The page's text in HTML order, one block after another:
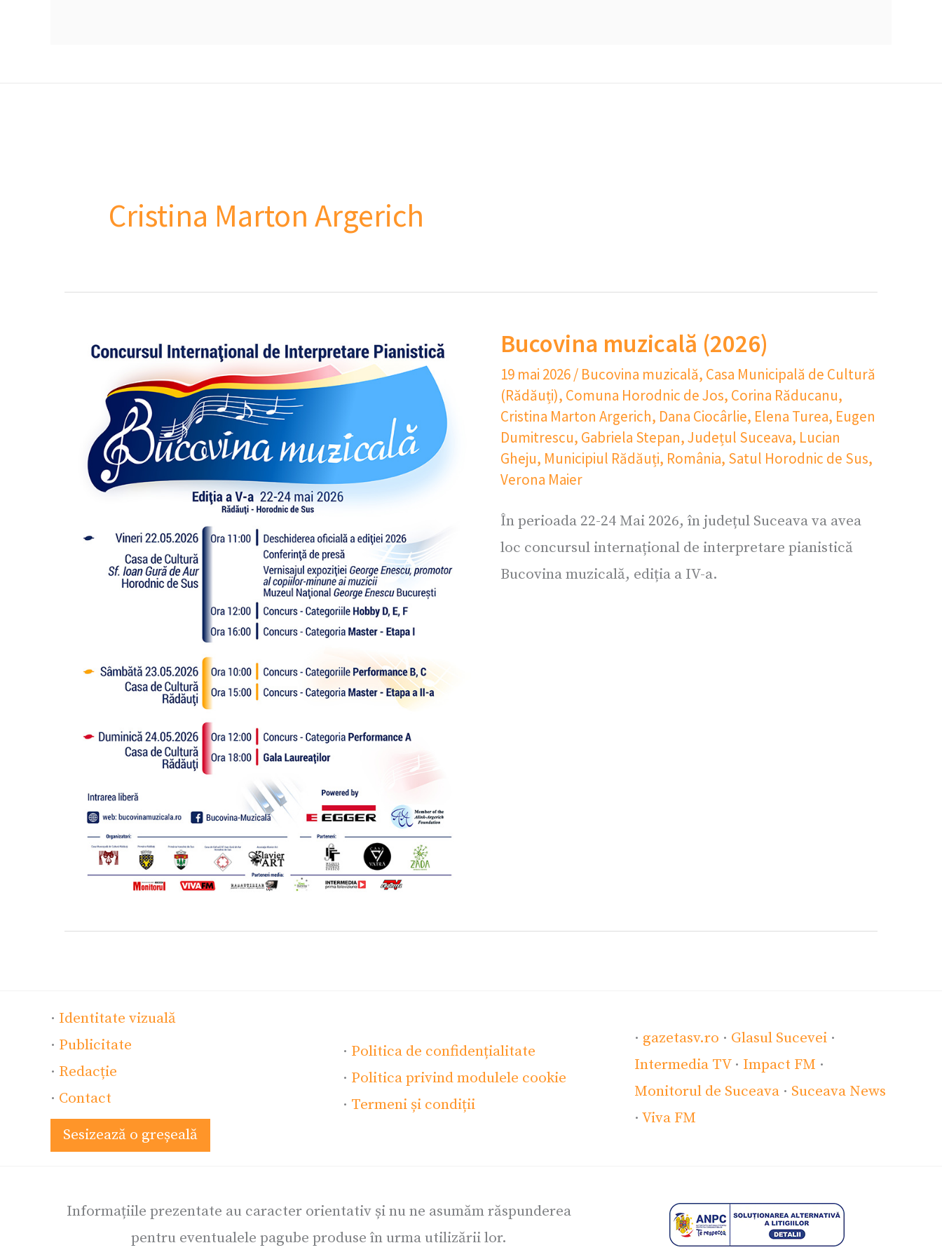
Cristina Marton Argerich
Bucovina muzicală (2026)
19 mai 2026/ Bucovina muzicală, Casa Municipală de Cultură
(Rădăuți), Comuna Horodnic de Jos, Corina Răducanu,
Cristina Marton Argerich, Dana Ciocârlie, Elena Turea, Eugen
Dumitrescu, Gabriela Stepan,Județul Suceava, Lucian
Gheju, Municipiul Rădăuți, România, Satul Horodnic de Sus,
Verona Maier
În perioada 22-24 Mai 2026, în județul Suceava va avea
loc concursul internațional de interpretare pianistică
Bucovina muzicală, ediția a IV-a.
· Identitate vizuală
· Publicitate
· Redacție
· Contact
Sesizează o greșeală
· Politica de confidențialitate
· Politica privind modulele cookie
· Termeni și condiții
· gazetasv.ro · Glasul Sucevei ·
Intermedia TV· Impact FM ·
Monitorul de Suceava · Suceava News
·Viva FM
Informațiile prezentate au caracter orientativ și nu ne asumăm răspunderea
pentru eventualele pagube produse în urma utilizării lor.